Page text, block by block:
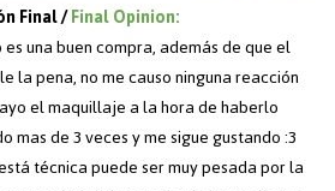
Final /Final Opinion:
una buen compra, además de que el
la pena, no me causo ninguna reacción
el maquillaje a la hora de haberlo
mas de 3 veces y me sigue gustando :3
técnica puede ser muy pesada por la